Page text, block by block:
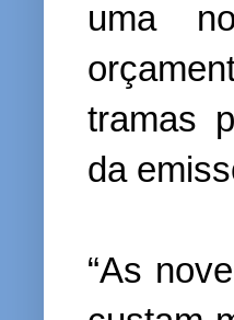
uma
tramas
da
“As